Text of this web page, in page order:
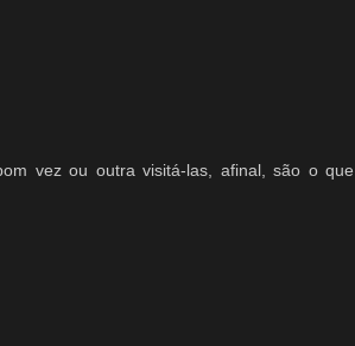
vez ou outra visitá-las, afinal, são o que